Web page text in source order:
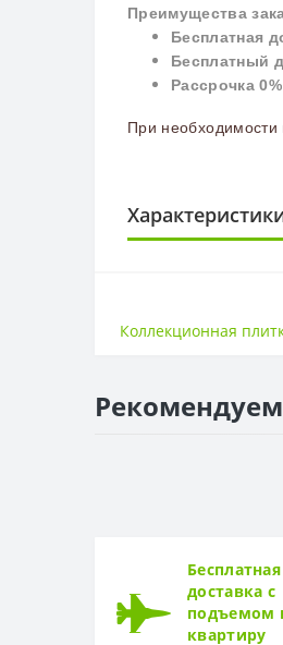
Преимущества
Бесплатная
Бесплатный
Рассрочка
При необходимости
Размер
Коллекционная
Бесплатная
доставка с
подъемом
квартиру